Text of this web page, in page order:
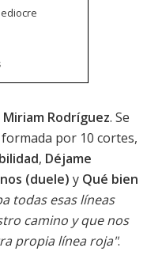
Miriam Rodríguez. Se
por 10 cortes,
, Déjame
(duele) y Qué bien
todas esas líneas
camino y que nos
propia línea roja".